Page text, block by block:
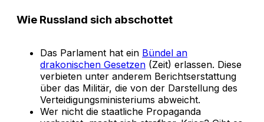
Wie Russland sich abschottet
Das Parlament hat ein Bündel an
drakonischen Gesetzen (Zeit) erlassen. Diese
verbieten unter anderem Berichtserstattung
über das Militär, die von der Darstellung des
Verteidigungsministeriums abweicht.
Wer nicht die staatliche Propaganda